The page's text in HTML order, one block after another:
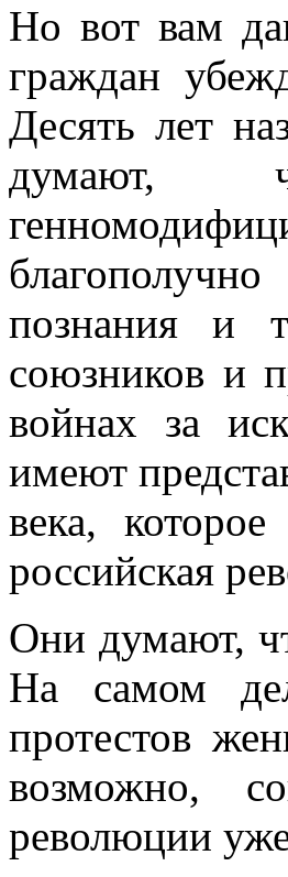
Но вот вам
граждан
Десять лет
думают,
познания и
союзников и
войнах за
имеют
века,
российская
Они думают,
На самом
протестов
возможно,
революции